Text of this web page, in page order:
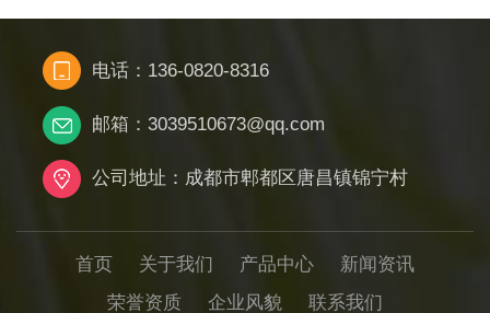
电话：136-0820-8316
邮箱：3039510673@qq.com
公司地址：成都市郫都区唐昌镇锦宁村
首页 关于我们 产品中心
新闻资讯
荣誉资质
企业风貌 联系我们